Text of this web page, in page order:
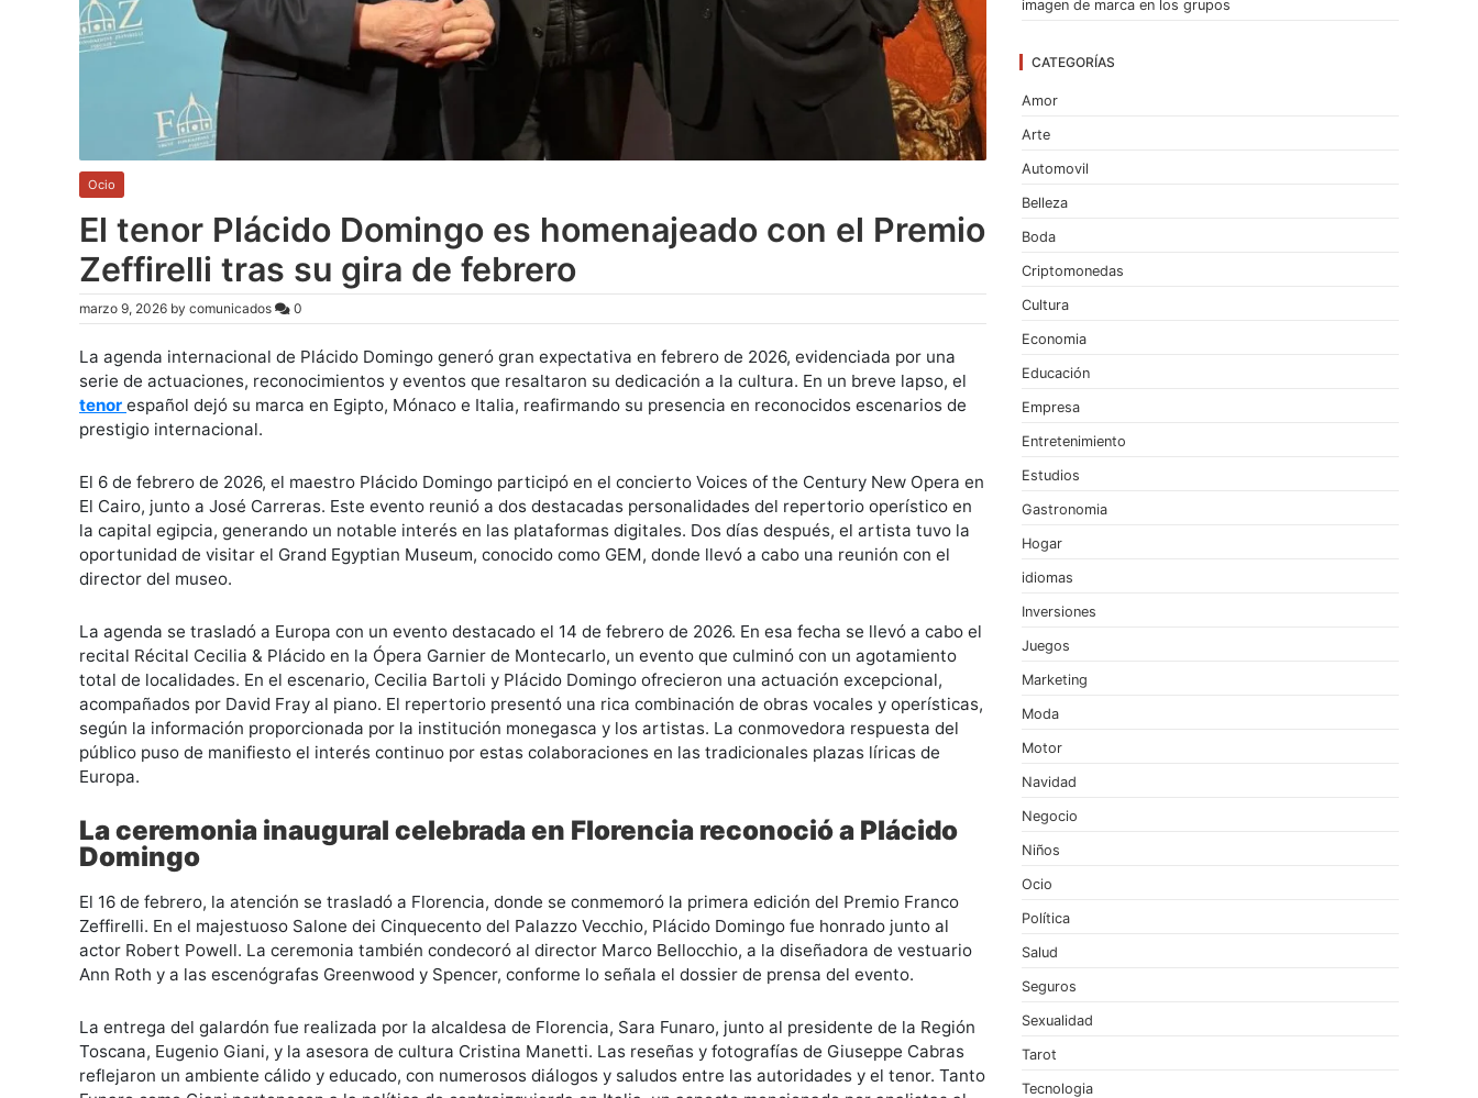
Ocio
El tenor Plácido Domingo es homenajeado con el Premio
Zeffirelli tras su gira de febrero
marzo 9, 2026 by comunicados 0
La agenda internacional de Plácido Domingo generó gran expectativa en febrero de 2026, evidenciada por una
serie de actuaciones, reconocimientos y eventos que resaltaron su dedicación a la cultura. En un breve lapso, el
tenor español dejó su marca en Egipto, Mónaco e Italia, reafirmando su presencia en reconocidos escenarios de
prestigio internacional.
El 6 de febrero de 2026, el maestro Plácido Domingo participó en el concierto Voices of the Century New Opera en
El Cairo, junto a José Carreras. Este evento reunió a dos destacadas personalidades del repertorio operístico en
la capital egipcia, generando un notable interés en las plataformas digitales. Dos días después, el artista tuvo la
oportunidad de visitar el Grand Egyptian Museum, conocido como GEM, donde llevó a cabo una reunión con el
director del museo.
La agenda se trasladó a Europa con un evento destacado el 14 de febrero de 2026. En esa fecha se llevó a cabo el
recital Récital Cecilia & Plácido en la Ópera Garnier de Montecarlo, un evento que culminó con un agotamiento
total de localidades. En el escenario, Cecilia Bartoli y Plácido Domingo ofrecieron una actuación excepcional,
acompañados por David Fray al piano. El repertorio presentó una rica combinación de obras vocales y operísticas,
según la información proporcionada por la institución monegasca y los artistas. La conmovedora respuesta del
público puso de manifiesto el interés continuo por estas colaboraciones en las tradicionales plazas líricas de
Europa.
La ceremonia inaugural celebrada en Florencia reconoció a Plácido
Domingo
El 16 de febrero, la atención se trasladó a Florencia, donde se conmemoró la primera edición del Premio Franco
Zeffirelli. En el majestuoso Salone dei Cinquecento del Palazzo Vecchio, Plácido Domingo fue honrado junto al
actor Robert Powell. La ceremonia también condecoró al director Marco Bellocchio, a la diseñadora de vestuario
Ann Roth y a las escenógrafas Greenwood y Spencer, conforme lo señala el dossier de prensa del evento.
La entrega del galardón fue realizada por la alcaldesa de Florencia, Sara Funaro, junto al presidente de la Región
Toscana, Eugenio Giani, y la asesora de cultura Cristina Manetti. Las reseñas y fotografías de Giuseppe Cabras
reflejaron un ambiente cálido y educado, con numerosos diálogos y saludos entre las autoridades y el tenor. Tanto
imagen de marca en los grupos
CATEGORÍAS
Amor
Arte
Automovil
Belleza
Boda
Criptomonedas
Cultura
Economia
Educación
Empresa
Entretenimiento
Estudios
Gastronomia
Hogar
idiomas
Inversiones
Juegos
Marketing
Moda
Motor
Navidad
Negocio
Niños
Ocio
Política
Salud
Seguros
Sexualidad
Tarot
Tecnologia